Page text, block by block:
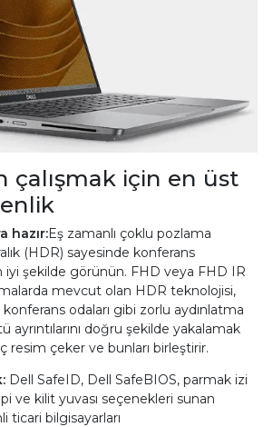
çalışmak için en üst
hazır:Eş zamanlı çoklu pozlama
(HDR) sayesinde konferans
şekilde görünün. FHD veya FHD IR
mevcut olan HDR teknolojisi,
odaları gibi zorlu aydınlatma
ayrıntılarını doğru şekilde yakalamak
resim çeker ve bunları birleştirir.
Dell SafeID, Dell SafeBIOS, parmak izi
ve kilit yuvası seçenekleri sunan
ticari bilgisayarları